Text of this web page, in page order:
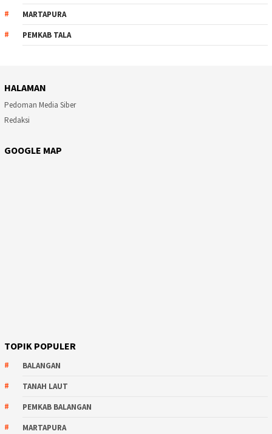
MARTAPURA
PEMKAB TALA
HALAMAN
Pedoman Media Siber
Redaksi
GOOGLE MAP
TOPIK POPULER
BALANGAN
TANAH LAUT
PEMKAB BALANGAN
MARTAPURA